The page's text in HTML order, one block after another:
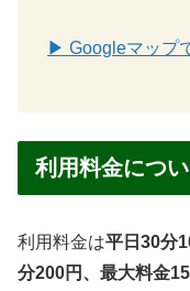
▶ Googleマップ
利用料金につ
利用料金は平日30分
分200円、最大料金